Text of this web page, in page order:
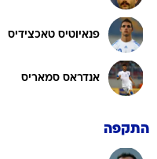
פנאיוטיס טאכצידיס
אנדראס סמאריס
התקפה